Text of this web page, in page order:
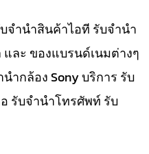
จำนำสินค้าไอที รับจำนำ
ละ ของแบรนด์เนมต่างๆ
ำกล้อง Sony บริการ รับ
รับจำนำโทรศัพท์ รับ